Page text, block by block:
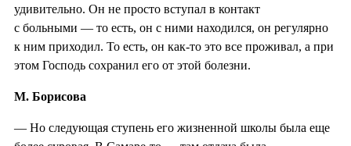
удивительно. Он не просто вступал в контакт
с больными — то есть, он с ними находился, он регулярно
к ним приходил. То есть, он как-то это все проживал, а при
этом Господь сохранил его от этой болезни.
М. Борисова
— Но следующая ступень его жизненной школы была еще